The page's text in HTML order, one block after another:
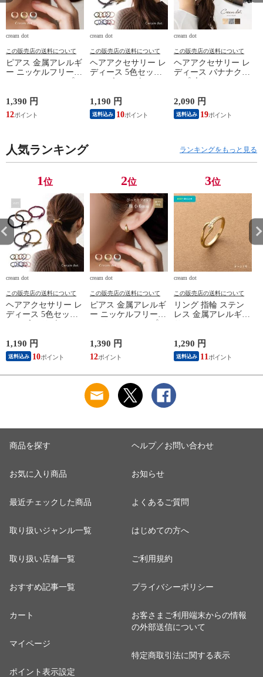
cream dot
この販売店の送料について
ピアス 金属アレルギ
ー ニッケルフリー
レス 中折れ ヘアラ
イン セミマット つ
や消し 極小 6mm 耳
ケット ［シルバー_
ピアス］
1,390 円
12
cream dot
この販売店の送料について
ヘアアクセサリー レ
ディース 5色セット
り ツイスト cream
dot ゆうパケット ［B
タイプ_アソート］
1,190 円
送料込み 10
cream dot
この販売店の送料について
ヘアアクセサリー レ
ディース バナナクリ
プ 髪留め まとめ髪
スクエア マーブル
ビッグ 艶 ブラウン
サイズ］
2,090 円
送料込み 19
人気ランキング ランキングをもっと見る
1位
cream dot
この販売店の送料について
ヘアアクセサリー レ
ディース 5色セット
り ツイスト cream
dot ゆうパケット ［B
タイプ_アソート］
1,190 円
送料込み 10
2位
cream dot
この販売店の送料について
ピアス 金属アレルギ
ー ニッケルフリー
レス 中折れ ヘアラ
イン セミマット つ
や消し 極小 6mm 耳
ケット ［シルバー_
ピアス］
1,390 円
12
3位
cream dot
この販売店の送料について
リング 指輪 ステン
レス 金属アレルギー
っぱなし ビジュー
ノット 結び目 フッ
ク cream dot ゆうパ
1,290 円
送料込み 11
商品を探す
お気に入り商品
最近チェックした商品
取り扱いジャンル一覧
取り扱い店舗一覧
おすすめ記事一覧
カート
マイページ
ポイント表示設定
ヘルプ／お問い合わせ
お知らせ
よくあるご質問
はじめての方へ
ご利用規約
プライバシーポリシー
お客さまご利用端末からの情報
の外部送信について
特定商取引法に関する表示